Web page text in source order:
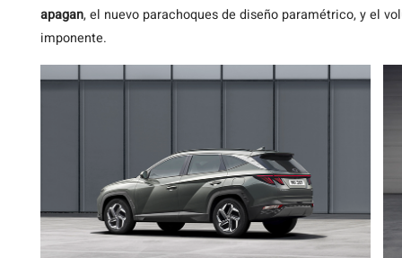
apagan, el nuevo parachoques de diseño paramétrico, y el
imponente.